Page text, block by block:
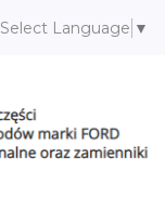
Select Language ▼